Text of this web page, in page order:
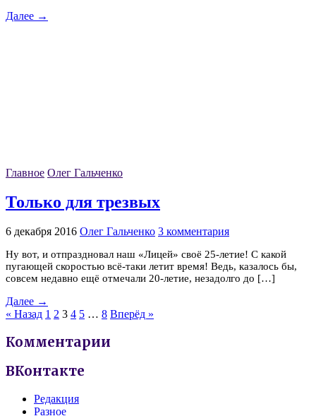
Далее →
Главное Олег Гальченко
Только для трезвых
6 декабря 2016 Олег Гальченко 3 комментария
Ну вот, и отпраздновал наш «Лицей» своё 25-летие! С какой
пугающей скоростью всё-таки летит время! Ведь, казалось бы,
совсем недавно ещё отмечали 20-летие, незадолго до […]
Далее →
« Назад 1 2 3 4 5 … 8 Вперёд »
Комментарии
ВКонтакте
Редакция
Разное